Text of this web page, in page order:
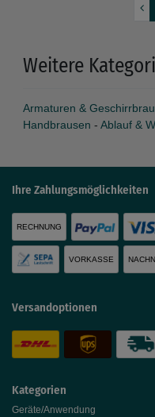
Weitere
Armaturen &
Handbrausen - Ablauf &
Kategorien
Geräte/Anwendung
Ihre Zahlungsmöglichkeiten
RECHNUNG
VORKASSE
Versandoptionen